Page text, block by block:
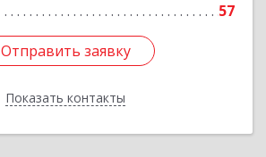
57
Отправить заявку
Показать контакты
Отправить заявку
Назад